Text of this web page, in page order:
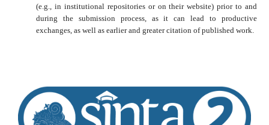
(e.g., in institutional repositories or on their website) prior to and
during the submission process, as it can lead to productive
exchanges, as well as earlier and greater citation of published work.